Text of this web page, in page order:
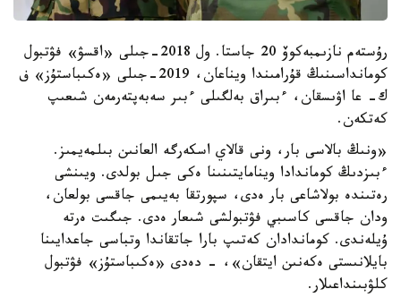
رۇستەم نازىمبەكوۆ 20 جاستا. ول 2018-جىلى «اقسۋ» فۋتبول
كومانداسىنىڭ قۇرامىندا ويناعان، 2019-جىلى «ەكىباستۇز» ف
ك- عا اۋىسقان، ءبىراق بەلگىلى ءبىر سەبەپتەرمەن شىعىپ
كەتكەن.
«ونىڭ بالاسى بار، ونى قالاي اسكەرگە العانىن بىلمەيمىز.
ءبىزدىڭ كوماندادا وينامايتىنىنا ەكى جىل بولدى. ويىنشى
رەتىندە بولاشاعى بار ەدى، سپورتقا بەيىمى جاقسى بولعان،
ودان جاقسى كاسىبي فۋتبولشى شىعار ەدى. جىگىت ەرتە
ۇيلەندى. كوماندادان كەتىپ بارا جاتقاندا وتباسى جاعدايىنا
بايلانىستى ەكەنىن ايتقان»، - دەدى «ەكىباستۇز» فۋتبول
كلۋبىنداعىلار.